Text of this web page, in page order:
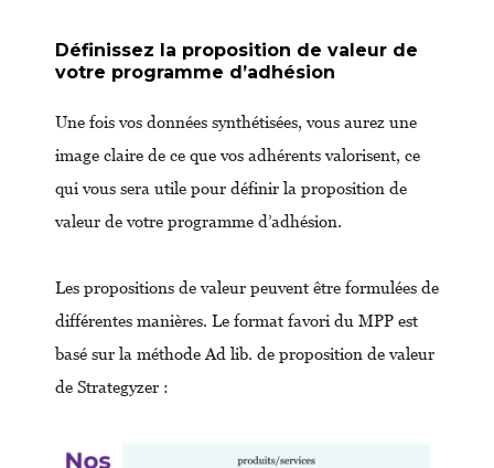
Définissez la proposition de valeur de
votre programme d’adhésion
Une fois vos données synthétisées, vous aurez une
image claire de ce que vos adhérents valorisent, ce
qui vous sera utile pour définir la proposition de
valeur de votre programme d’adhésion.
Les propositions de valeur peuvent être formulées de
différentes manières. Le format favori du MPP est
basé sur la méthode Ad lib. de proposition de valeur
de Strategyzer :